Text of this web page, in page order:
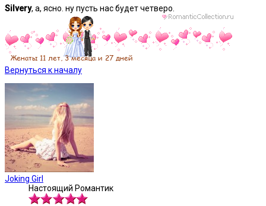
Silvery, а, ясно. ну пусть нас будет четверо.
Вернуться к началу
Joking Girl
Настоящий Романтик